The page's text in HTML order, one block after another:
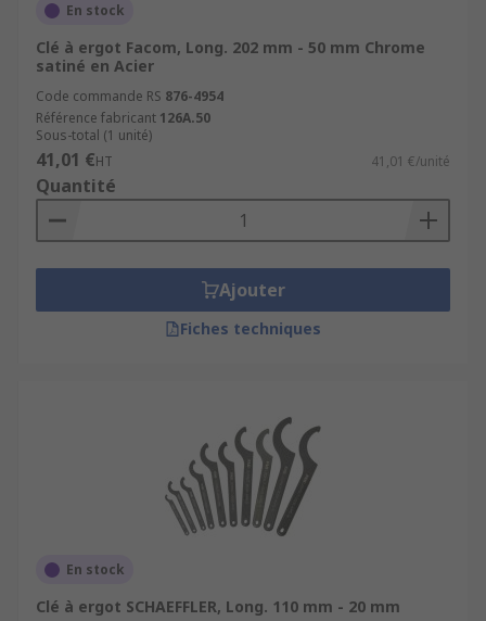
En stock
Clé à ergot Facom, Long. 202 mm - 50 mm Chrome
satiné en Acier
Code commande RS 876-4954
Référence fabricant 126A.50
Sous-total (1 unité)
41,01 €HT 41,01 €/unité
Quantité
Ajouter
Fiches techniques
En stock
Clé à ergot SCHAEFFLER, Long. 110 mm - 20 mm